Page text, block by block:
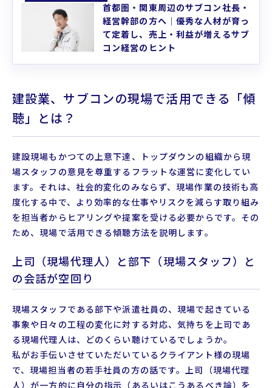
首都圏・関東周辺のサブコン社長・
経営幹部の方へ｜優秀な人材が育っ
て定着し、売上・利益が増えるサブ
コン経営のヒント
建設業、サブコンの現場で活用できる「傾
聴」とは？
建設現場もかつての上意下達、トップダウンの組織から現
場スタッフの意見を尊重するフラットな運営に変化してい
ます。それは、社会的変化のみならず、現場作業の技術も高
度化する中で、より効率的な仕事やリスクを減らす取り組み
を担当者からヒアリングや提案を受ける必要からです。その
ため、現場で活用できる傾聴方法を説明します。
上司（現場代理人）と部下（現場スタッフ）と
の会話が空回り
現場スタッフである部下や派遣社員の、現場で起きている
事象や日々の工程の変化に対する対応、気持ちを上司であ
る現場代理人は、どのくらい聴けているでしょうか。
私がお手伝いさせていただいているクライアント様の現場
で、現場担当者の若手社員の方の話です。上司（現場代理
人）が一方的に自分の指示（あるいはこうあるべき論）を